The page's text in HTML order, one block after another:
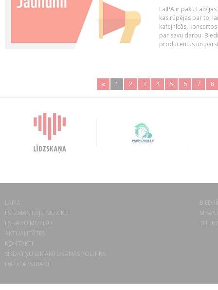
LaIPA ir pašu
kas rūpējas par to,
kafejnīcās,
par savu darbu.
producentus un
« 1 2 3 4 5 6 7 8
LAIPA
ES IZMANTOJU MŪZIKU
ES RADU MŪZIKU
AKTUALITĀTES
KONTAKTI
SĪKDATŅU IZMANTOŠANAS POLITIKA
DATU APSTRĀDE
TEL.